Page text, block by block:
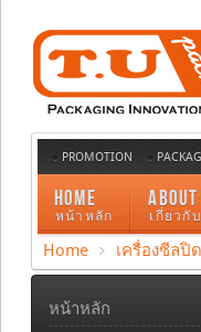
PROMOTION
HOME
หน้าหลัก เกี่ยวกับ
Home เครื่องซีลปิ
หน้าหลัก